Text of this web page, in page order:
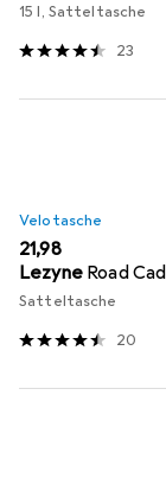
15 l, Satteltasche
23
Velotasche
EUR
21,98
Lezyne Road
Satteltasche
20